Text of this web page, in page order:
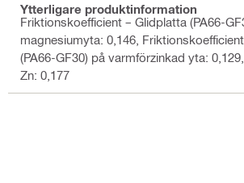
Ytterligare produktinformation
Friktionskoefficient – Glidplatta (PA66-
magnesiumyta: 0,146,
(PA66-GF30) på varmförzinkad yta:
Zn: 0,177